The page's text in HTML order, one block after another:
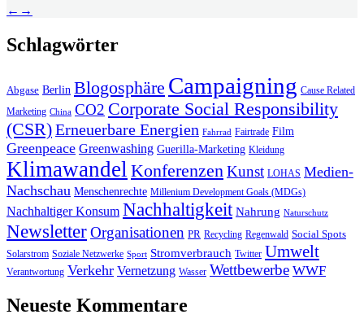
← →
Schlagwörter
Abgase Berlin Blogosphäre Campaigning Cause Related
Marketing China CO2 Corporate Social Responsibility
(CSR)Erneuerbare Energien Fahrrad Fairtrade Film
Greenpeace Greenwashing Guerilla-Marketing Kleidung
Klimawandel Konferenzen Kunst LOHAS Medien-
Nachschau Menschenrechte Millenium Development Goals (MDGs)
Nachhaltiger Konsum Nachhaltigkeit Nahrung Naturschutz
NewsletterOrganisationen PR Recycling Regenwald Social Spots
Solarstrom Soziale Netzwerke Sport Stromverbrauch Twitter Umwelt
Verantwortung Verkehr Vernetzung Wasser Wettbewerbe WWF
Neueste Kommentare